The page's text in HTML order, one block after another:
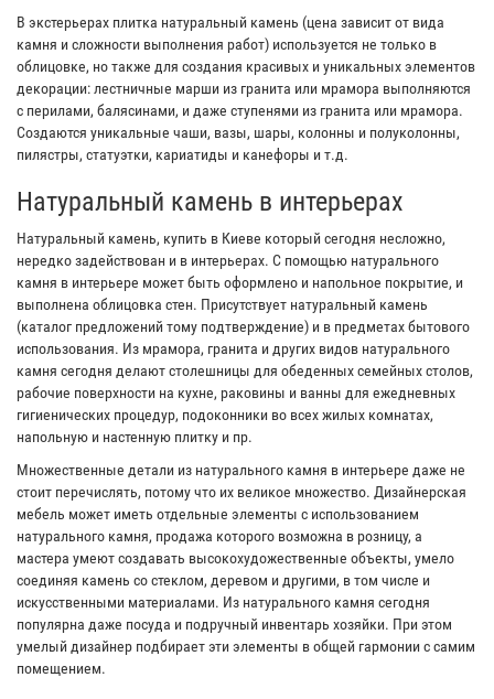
В экстерьерах плитка натуральный камень (цена зависит от вида
камня и сложности выполнения работ) используется не только в
облицовке, но также для создания красивых и уникальных элементов
декорации: лестничные марши из гранита или мрамора выполняются
с перилами, балясинами, и даже ступенями из гранита или мрамора.
Создаются уникальные чаши, вазы, шары, колонны и полуколонны,
пилястры, статуэтки, кариатиды и канефоры и т.д.
Натуральный камень в интерьерах
Натуральный камень, купить в Киеве который сегодня несложно,
нередко задействован и в интерьерах. С помощью натурального
камня в интерьере может быть оформлено и напольное покрытие, и
выполнена облицовка стен. Присутствует натуральный камень
(каталог предложений тому подтверждение) и в предметах бытового
использования. Из мрамора, гранита и других видов натурального
камня сегодня делают столешницы для обеденных семейных столов,
рабочие поверхности на кухне, раковины и ванны для ежедневных
гигиенических процедур, подоконники во всех жилых комнатах,
напольную и настенную плитку и пр.
Множественные детали из натурального камня в интерьере даже не
стоит перечислять, потому что их великое множество. Дизайнерская
мебель может иметь отдельные элементы с использованием
натурального камня, продажа которого возможна в розницу, а
мастера умеют создавать высокохудожественные объекты, умело
соединяя камень со стеклом, деревом и другими, в том числе и
искусственными материалами. Из натурального камня сегодня
популярна даже посуда и подручный инвентарь хозяйки. При этом
умелый дизайнер подбирает эти элементы в общей гармонии с самим
помещением.